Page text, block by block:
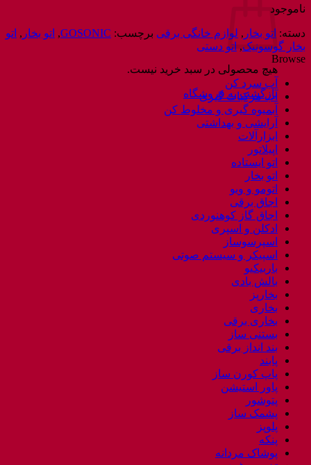
هیچ محصولی در سبد خرید نیست.
بازگشت به فروشگاه
ناموجود
دسته: اتو بخار , لوازم خانگی برقی برچسب: GOSONIC
, اتو بخار , اتو
بخار گوسونیک, اتو دستی
Browse
آب سرد کن
آب مرکبات گیری
آبمیوه گیری و مخلوط کن
آرایشی و بهداشتی
ابزارآلات
اپیلاتور
اتو ایستاده
اتو بخار
اتومو و ویو
اجاق برقی
اجاق گاز کوهنوردی
ادکلن و اسپری
اسپرسوساز
اسپیکر و سیستم صوتی
باربیکیو
بالش بادی
بخارپز
بخاری
بخاری برقی
بستنی ساز
بند انداز برقی
پابند
پاپ کورن ساز
پاور استیشن
پتوشور
پشمک ساز
پلوپز
پنکه
پوشاک مردانه